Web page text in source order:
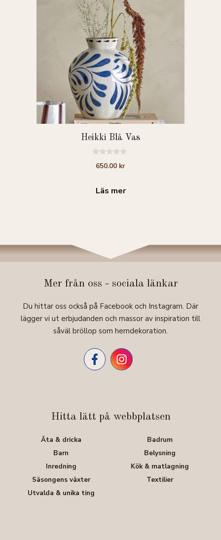
Heikki Blå Vas
650.00 kr
Läs mer
Mer från oss - sociala länkar
Du hittar oss också på Facebook och Instagram. Där
lägger vi ut erbjudanden och massor av inspiration till
såväl bröllop som hemdekoration.
Hitta lätt på webbplatsen
Äta & dricka
Badrum
Barn
Belysning
Inredning
Kök & matlagning
Säsongens växter
Textilier
Utvalda & unika ting